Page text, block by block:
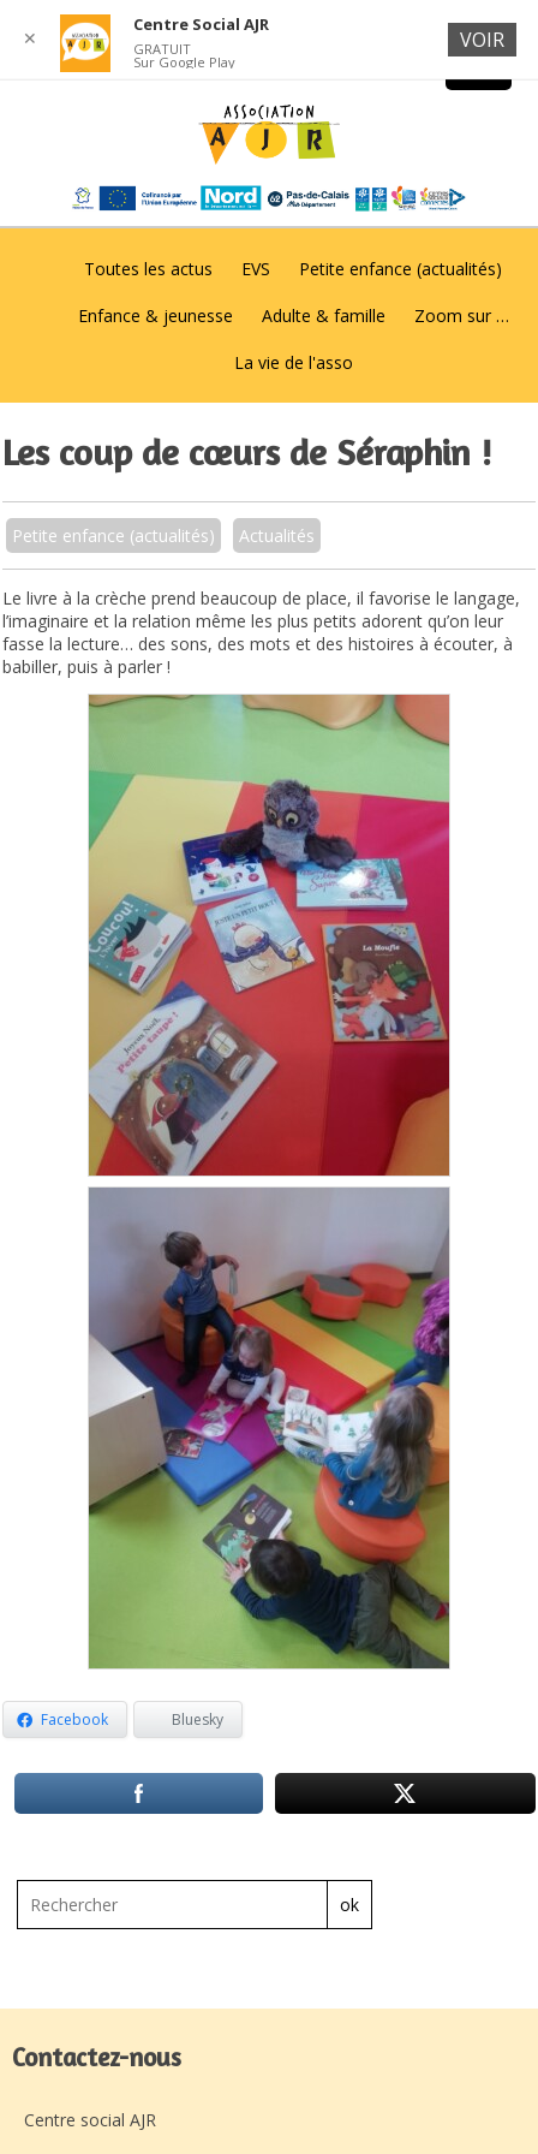
Toutes les actus EVS Petite enfance (actualités)
Enfance & jeunesse Adulte & famille Zoom sur …
La vie de l'asso
Les coup de cœurs de Séraphin !
Petite enfance (actualités) Actualités
Le livre à la crèche prend beaucoup de place, il favorise le langage,
l’imaginaire et la relation même les plus petits adorent qu’on leur
fasse la lecture… des sons, des mots et des histoires à écouter, à
babiller, puis à parler !
Facebook Bluesky
ok
Contactez-nous
Centre social AJR
✕
Centre Social AJR
GRATUIT
Sur Google Play
VOIR